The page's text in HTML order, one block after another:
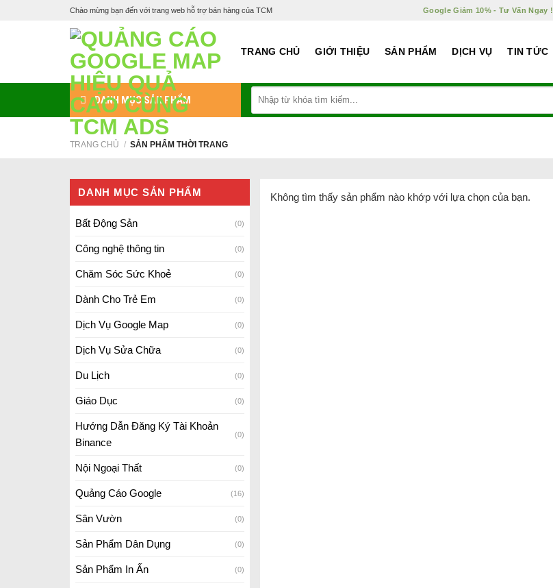
Chào mừng bạn đến với trang web hỗ trợ bán hàng của TCM Google Giảm 10% - Tư Vấn Ngay !
TRANG CHỦ GIỚI THIỆU SẢN PHẨM DỊCH VỤ TIN TỨC
DANH MỤC SẢN PHẨM
kiếm:
TRANG CHỦ / SẢN PHẨM THỜI TRANG
DANH MỤC SẢN PHẨM
Bất Động Sản (0)
Công nghệ thông tin (0)
Chăm Sóc Sức Khoẻ (0)
Dành Cho Trẻ Em (0)
Dịch Vụ Google Map (0)
Dịch Vụ Sửa Chữa (0)
Du Lịch (0)
Giáo Dục (0)
Hướng Dẫn Đăng Ký Tài Khoản
Binance
(0)
Nội Ngoại Thất (0)
Quảng Cáo Google (16)
Sân Vườn (0)
Sản Phẩm Dân Dụng (0)
Sản Phẩm In Ấn (0)
Không tìm thấy sản phẩm nào khớp với lựa chọn của bạn.